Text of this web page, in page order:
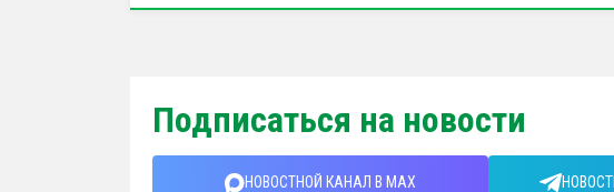
Подписаться на новости
НОВОСТНОЙ КАНАЛ В MAX